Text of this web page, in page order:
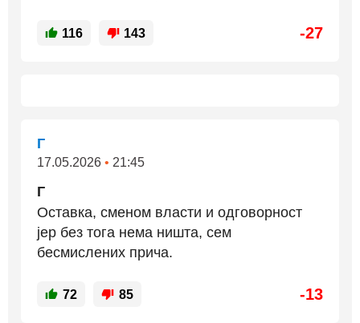
116 143 -27
Г
17.05.2026 • 21:45
Г
Оставка, сменом власти и одговорност
јер без тога нема ништа, сем
бесмислених прича.
72 85 -13